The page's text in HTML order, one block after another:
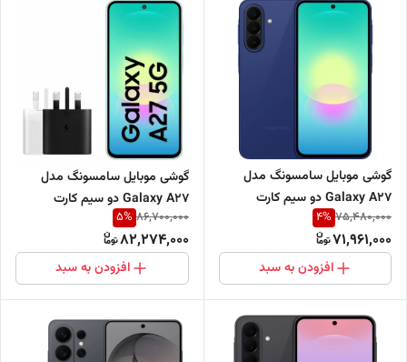
گوشی موبایل سامسونگ مدل
Galaxy A27 دو سیم کارت
گیگابایت - ویتنام
75,480,000
4%
71,961,000
افزودن به سبد
گوشی موبایل سامسونگ مدل
Galaxy A27 دو سیم کارت
گیگابایت - ویتنام + شارژر 25 وات
86,700,000
5%
82,274,000
افزودن به سبد